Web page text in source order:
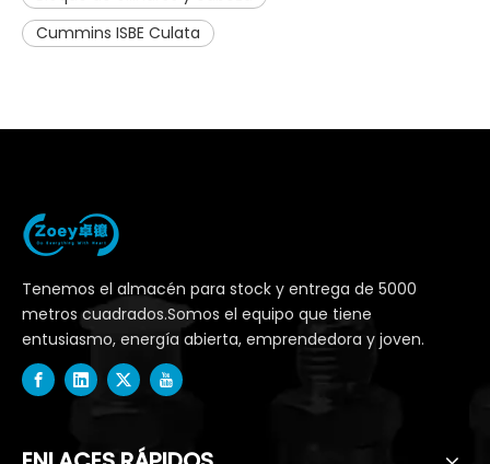
Cummins ISBE Culata
Tenemos el almacén para stock y entrega de 5000
metros cuadrados.Somos el equipo que tiene
entusiasmo, energía abierta, emprendedora y joven.